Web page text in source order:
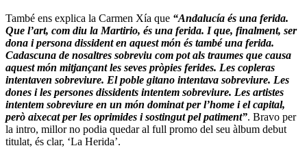
També ens explica la Carmen Xía que “Andalucía és una ferida.
Que l’art, com diu la Martirio, és una ferida. I que, finalment, ser
dona i persona dissident en aquest món és també una ferida.
Cadascuna de nosaltres sobreviu com pot als traumes que causa
aquest món mitjançant les seves pròpies ferides. Les copleras
intentaven sobreviure. El poble gitano intentava sobreviure. Les
dones i les persones dissidents intentem sobreviure. Les artistes
intentem sobreviure en un món dominat per l’home i el capital,
però aixecat per les oprimides i sostingut pel patiment”. Bravo per
la intro, millor no podia quedar al full promo del seu àlbum debut
titulat, és clar, ‘La Herida’.